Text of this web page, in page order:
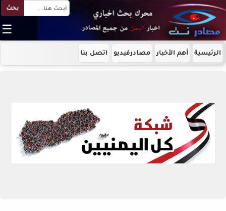
بحث
☰
الرئيسية أهم الأخبار مصادرفيديو اتصل بنا